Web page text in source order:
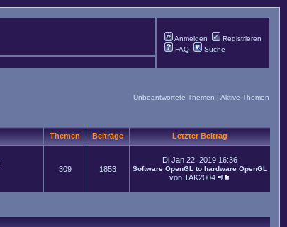
Anmelden
Registrieren
FAQ
Suche
Unbeantwortete Themen | Aktive Themen
Themen Beiträge Letzter Beitrag
309 1853
Di Jan 22, 2019 16:36
Software OpenGL to hardware OpenGL
von TAK2004